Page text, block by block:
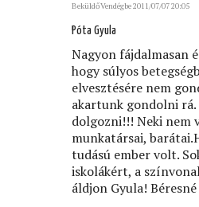
BeküldőVendégbe 2011/07/07 20:05
Póta Gyula
Nagyon fájdalmasan
hogy súlyos
elvesztésére nem
akartunk gondolni
dolgozni!!! Neki nem
munkatársai,
tudású ember volt.
iskolákért, a
áldjon Gyula!